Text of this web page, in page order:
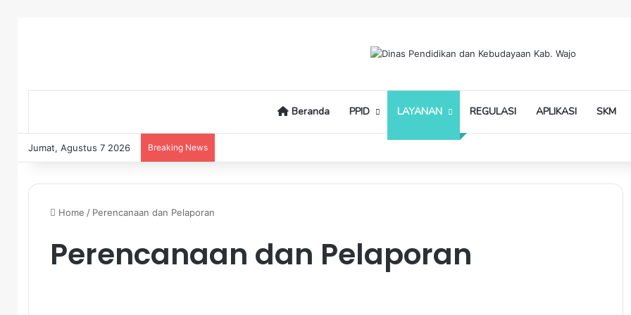
Beranda PPID LAYANAN REGULASI APLIKASI SKM
Jumat, Agustus 7 2026 Breaking News
Home / Perencanaan dan Pelaporan
Perencanaan dan Pelaporan